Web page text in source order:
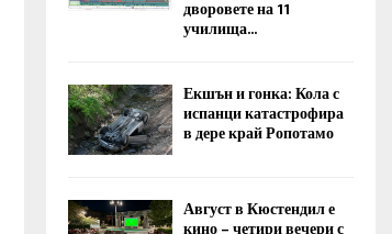
дворовете на 11
училища...
Екшън и гонка: Кола с
испанци катастрофира
в дере край Ропотамо
Август в Кюстендил е
кино – четири вечери с